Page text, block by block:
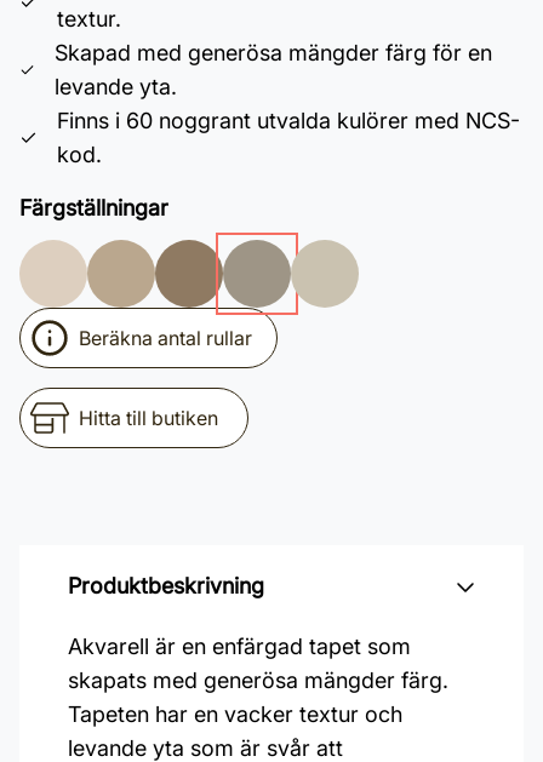
textur.
Skapad med generösa mängder färg för en
levande yta.
Finns i 60 noggrant utvalda kulörer med NCS-
kod.
Färgställningar
Beräkna antal rullar
Hitta till butiken
Produktbeskrivning
Akvarell är en enfärgad tapet som
skapats med generösa mängder färg.
Tapeten har en vacker textur och
levande yta som är svår att